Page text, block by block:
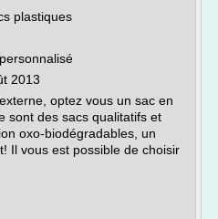
plastiques
2013
optez vous un sac en
sont des sacs qualitatifs et
oxo-biodégradables, un
Il vous est possible de choisir